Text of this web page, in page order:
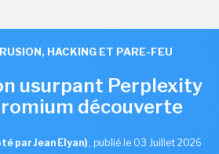
HACKING ET PARE-FEU
usurpant Perplexity
découverte
par Jean Elyan) , publié le 03 Juillet 2026